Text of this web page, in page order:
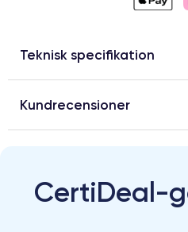
Teknisk specifikation
Kundrecensioner
CertiDeal-